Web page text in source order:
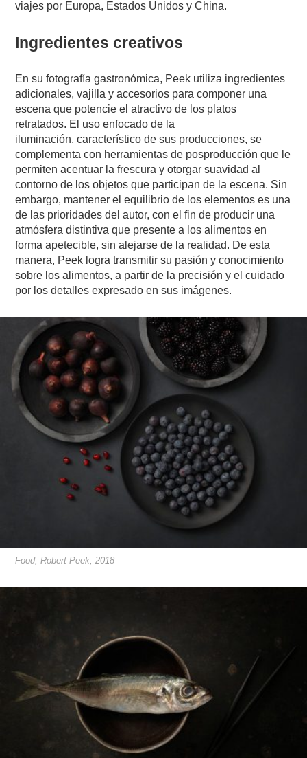
viajes por Europa, Estados Unidos y China.
Ingredientes creativos
En su fotografía gastronómica, Peek utiliza ingredientes
adicionales, vajilla y accesorios para componer una
escena que potencie el atractivo de los platos
retratados. El uso enfocado de la
iluminación,característico de sus producciones, se
complementa con herramientas de posproducción que le
permiten acentuar la frescura y otorgar suavidad al
contorno de los objetos que participan de la escena. Sin
embargo, mantener el equilibrio de los elementos es una
de las prioridades del autor, con el fin de producir una
atmósfera distintiva que presente a los alimentos en
forma apetecible, sin alejarse de la realidad. De esta
manera, Peek logra transmitir su pasión y conocimiento
sobre los alimentos, a partir de la precisión y el cuidado
por los detalles expresado en sus imágenes.
Food, Robert Peek, 2018